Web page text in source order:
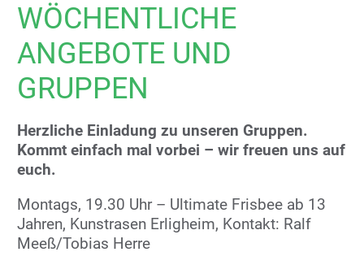
WÖCHENTLICHE
ANGEBOTE UND
GRUPPEN
Herzliche Einladung zu unseren Gruppen.
Kommt einfach mal vorbei – wir freuen uns auf
euch.
Montags, 19.30 Uhr – Ultimate Frisbee ab 13
Jahren, Kunstrasen Erligheim, Kontakt: Ralf
Meeß/Tobias Herre